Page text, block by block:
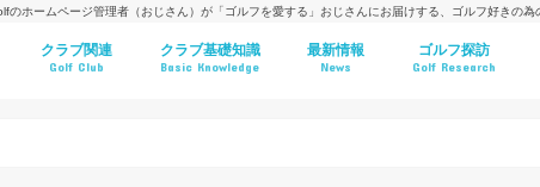
のホームページ管理者（おじさん）が「ゴルフを愛する」おじさんにお届けする、ゴルフ好きの為
クラブ関連
Golf Club
クラブ基礎知識
Basic Knowledge
最新情報
News
ゴルフ探訪
Golf Research